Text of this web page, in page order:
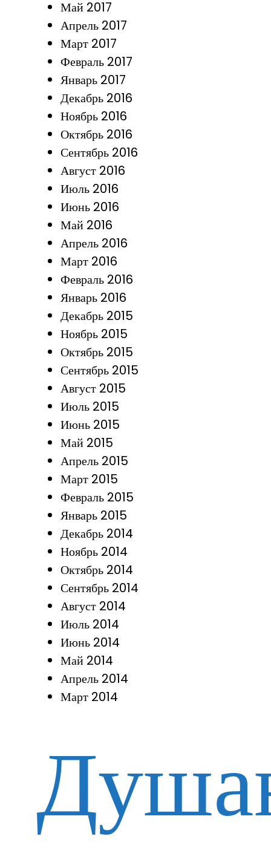
Май 2017
Апрель 2017
Март 2017
Февраль 2017
Январь 2017
Декабрь 2016
Ноябрь 2016
Октябрь 2016
Сентябрь 2016
Август 2016
Июль 2016
Июнь 2016
Май 2016
Апрель 2016
Март 2016
Февраль 2016
Январь 2016
Декабрь 2015
Ноябрь 2015
Октябрь 2015
Сентябрь 2015
Август 2015
Июль 2015
Июнь 2015
Май 2015
Апрель 2015
Март 2015
Февраль 2015
Январь 2015
Декабрь 2014
Ноябрь 2014
Октябрь 2014
Сентябрь 2014
Август 2014
Июль 2014
Июнь 2014
Май 2014
Апрель 2014
Март 2014